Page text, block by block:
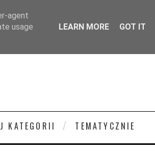
KATEGORII TEMATYCZNIE
agent
usage
LEARN MORE GOT IT